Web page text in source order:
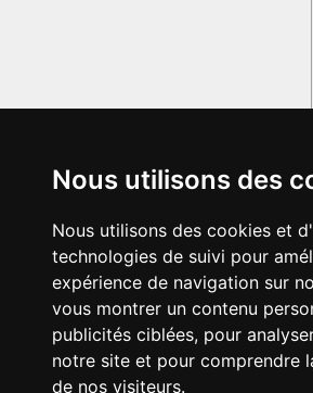
Nous utilisons des
Nous utilisons des cookies et
technologies de suivi pour
expérience de navigation sur
vous montrer un contenu
publicités ciblées, pour
notre site et pour comprendre
de nos visiteurs.